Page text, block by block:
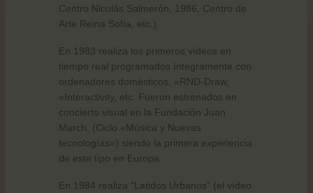
Centro Nicolás Salmerón, 1986, Centro de
Arte Reina Sofía, etc.).
En 1983 realiza los primeros vídeos en
tiempo real programados íntegramente con
ordenadores domésticos, «RND-Draw,
«Interactivity, etc. Fueron estrenados en
concierto visual en la Fundación Juan
March, (Ciclo «Música y Nuevas
tecnologías») siendo la primera experiencia
de este tipo en Europa.
En 1984 realiza “Latidos Urbanos” (el vídeo